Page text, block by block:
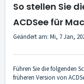
So stellen Sie
ACDSee für
Geändert am: Mi, 7 Jan,
Führen Sie die folgenden
früheren Version von